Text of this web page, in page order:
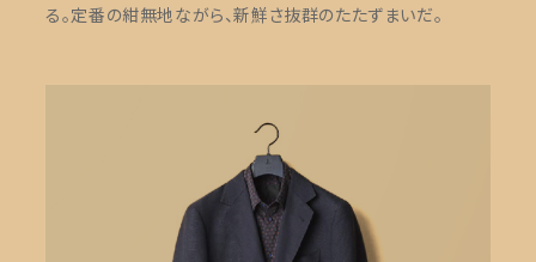
る。定番の紺無地ながら、新鮮さ抜群のたたずまいだ。